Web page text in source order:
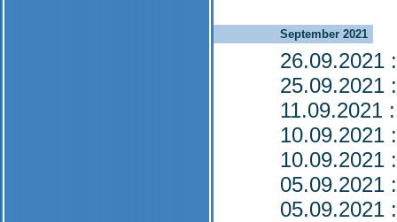
September 2021
26.09.2021
25.09.2021
11.09.2021
10.09.2021
10.09.2021
05.09.2021
05.09.2021